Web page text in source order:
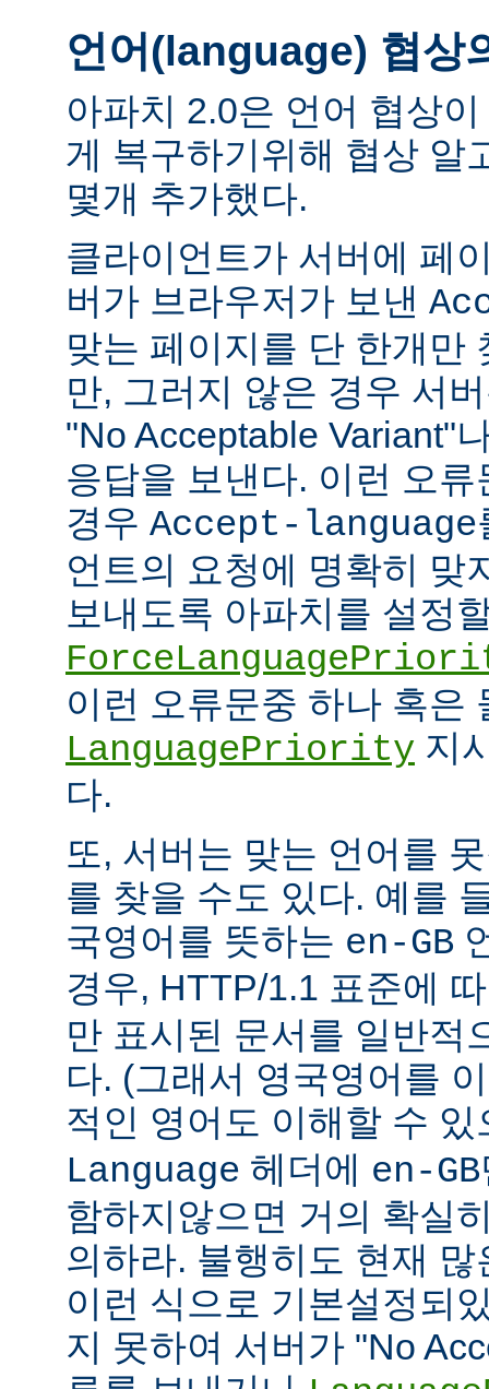
언어(language) 협상
아파치 2.0은 언어 협상
게 복구하기위해 협상 알
몇개 추가했다.
클라이언트가 서버에 페
버가 브라우저가 보낸
맞는 페이지를 단 한개만
만, 그러지 않은 경우 서
"No Acceptable Variant"
응답을 보낸다. 이런 오
경우 Accept-language
언트의 요청에 명확히 맞
보내도록 아파치를 설정
이런 오류문중 하나 혹은
LanguagePriority 지
다.
또, 서버는 맞는 언어를
를 찾을 수도 있다. 예를
국영어를 뜻하는 en-GB
경우, HTTP/1.1 표준에
만 표시된 문서를 일반적
다. (그래서 영국영어를
적인 영어도 이해할 수
Language 헤더에 en-GB
함하지않으면 거의 확실
의하라. 불행히도 현재
이런 식으로 기본설정되
지 못하여 서버가 "No